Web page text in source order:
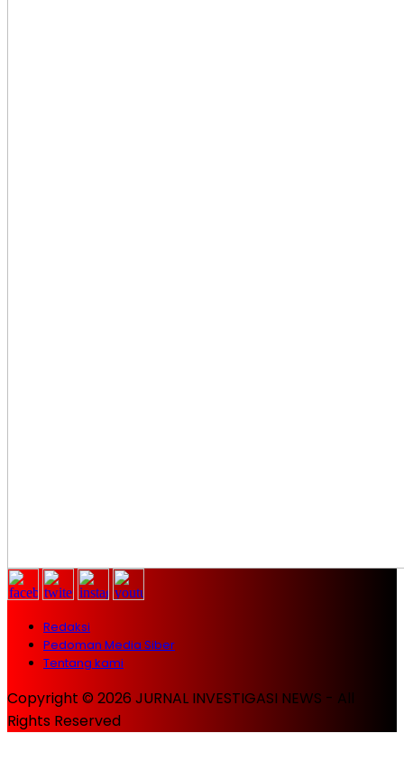
Redaksi
Pedoman Media Siber
Tentang kami
Copyright © 2026 JURNAL INVESTIGASI NEWS - All
Rights Reserved